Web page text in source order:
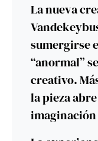
La nueva
sumergirse
“anormal”
creativo.
la pieza